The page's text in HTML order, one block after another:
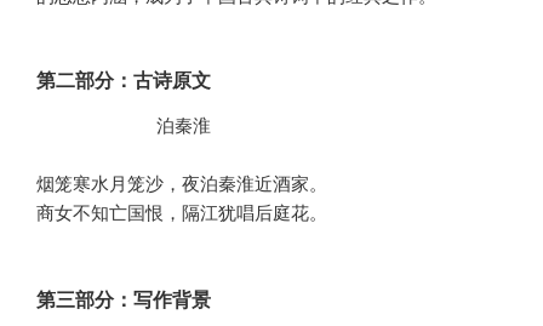
第二部分：古诗原文
烟笼寒水月笼沙，夜泊秦淮近酒家。
商女不知亡国恨，隔江犹唱后庭花。
第三部分：写作背景